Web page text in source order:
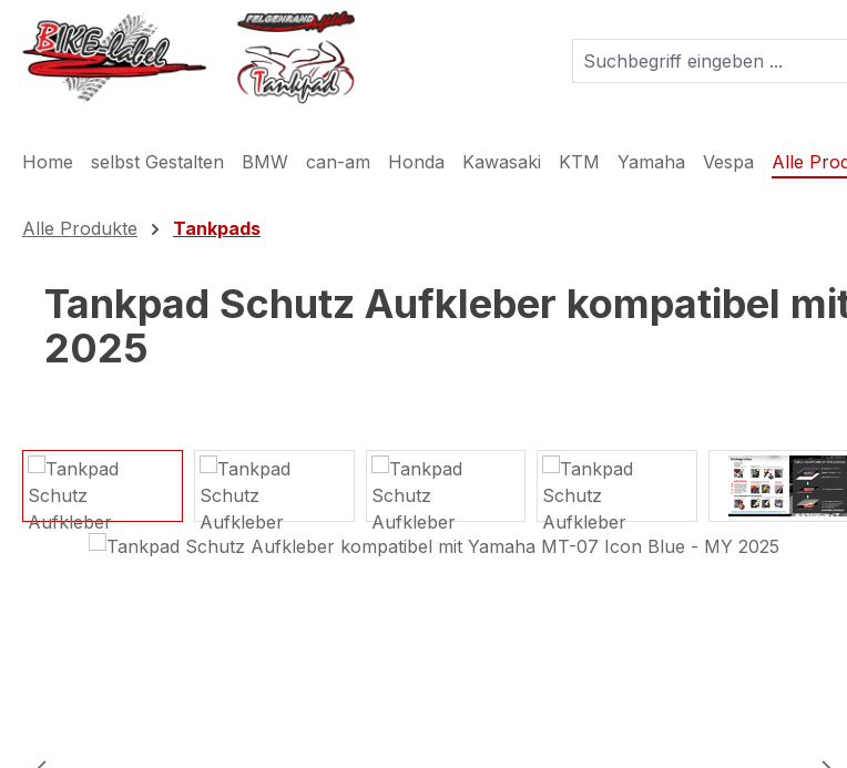
Hauptinhalt springen
Zur Suche springen
Zur Hauptnavigation springen
Home selbst Gestalten BMW can-am Honda Kawasaki KTM Yamaha Vespa Alle
Alle Produkte Tankpads
Tankpad Schutz Aufkleber kompatibel
2025
Bildergalerie überspringen